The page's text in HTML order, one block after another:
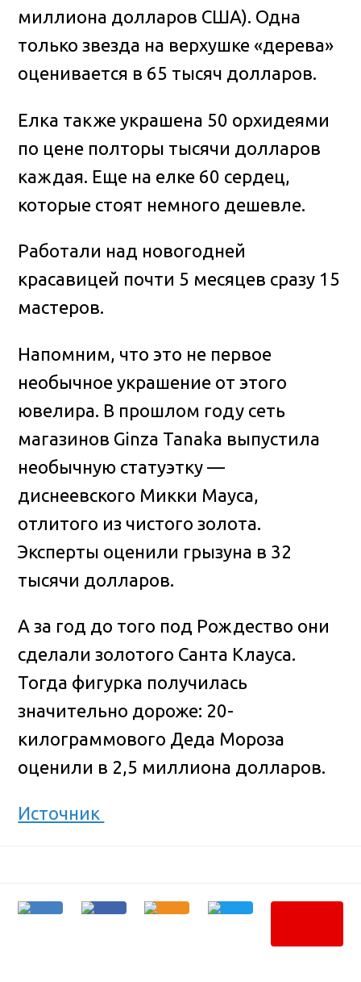
миллиона долларов США). Одна
только звезда на верхушке «дерева»
оценивается в 65 тысяч долларов.
Елка также украшена 50 орхидеями
по цене полторы тысячи долларов
каждая. Еще на елке 60 сердец,
которые стоят немного дешевле.
Работали над новогодней
красавицей почти 5 месяцев сразу 15
мастеров.
Напомним, что это не первое
необычное украшение от этого
ювелира. В прошлом году сеть
магазинов Ginza Tanaka выпустила
необычную статуэтку —
диснеевского Микки Мауса,
отлитого из чистого золота.
Эксперты оценили грызуна в 32
тысячи долларов.
А за год до того под Рождество они
сделали золотого Санта Клауса.
Тогда фигурка получилась
значительно дороже: 20-
килограммового Деда Мороза
оценили в 2,5 миллиона долларов.
Источник